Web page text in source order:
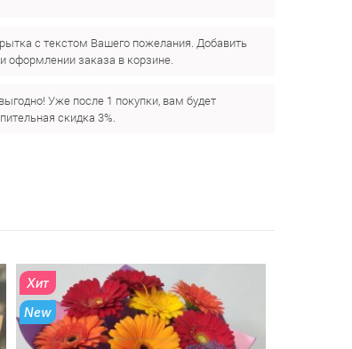
с текстом Вашего пожелания. Добавить
оформлении заказа в корзине.
Уже после 1 покупки, вам будет
скидка 3%.
Хит
New